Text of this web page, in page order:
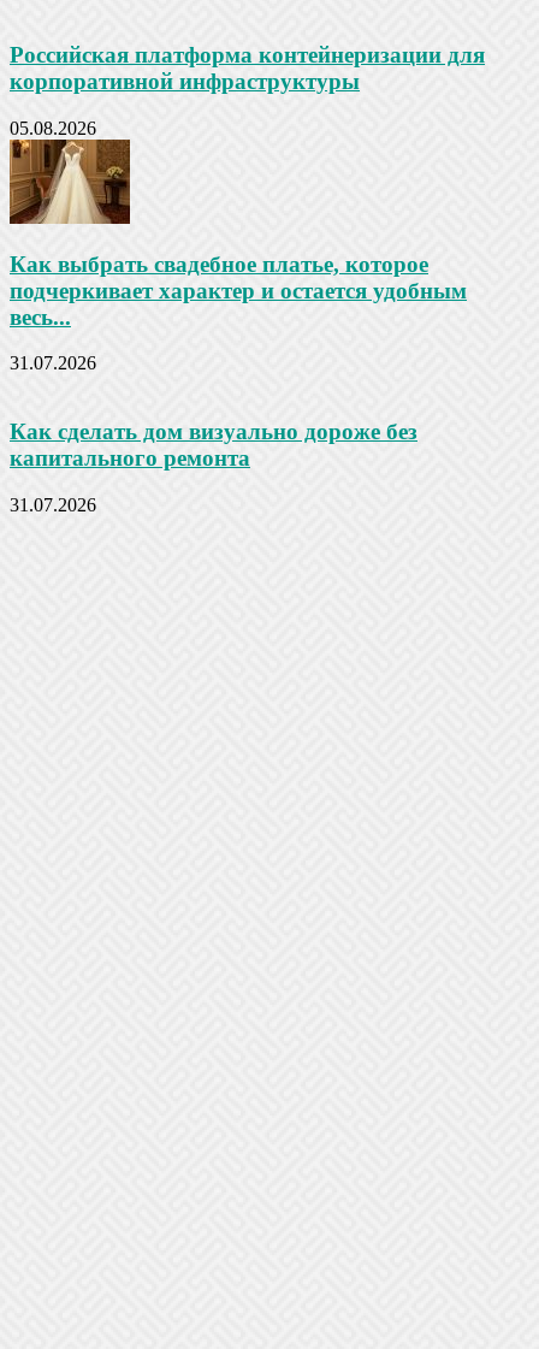
Российская платформа контейнеризации для
корпоративной инфраструктуры
05.08.2026
Как выбрать свадебное платье, которое
подчеркивает характер и остается удобным
весь...
31.07.2026
Как сделать дом визуально дороже без
капитального ремонта
31.07.2026